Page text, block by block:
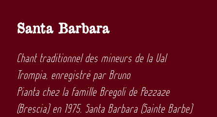
Santa Barbara
Chant traditionnel des mineurs de la Val
Trompia, enregistré par Bruno
Pianta chez la famille Bregoli de Pezzaze
(Brescia) en 1975. Santa Barbara (Sainte Barbe)